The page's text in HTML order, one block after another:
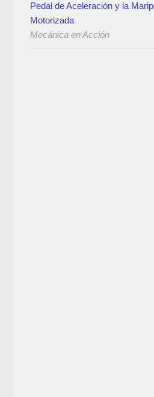
Pedal de Aceleración y la
Motorizada
Mecánica en Acción